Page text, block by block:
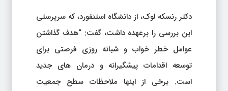
دکتر رنسکه لوک، از دانشگاه استنفورد، که سرپرستی
این بررسی را برعهده داشت، گفت: “هدف گذاشتن
عوامل خطر خواب و شبانه روزی فرصتی برای
توسعه اقدامات پیشگیرانه و درمان های جدید
است. برخی از اینها ملاحظات سطح جمعیت